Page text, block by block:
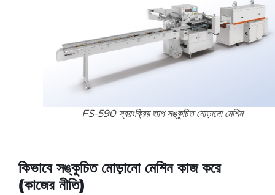
FS-590 স্বয়ংক্রিয় তাপ সঙ্কুচিত মোড়ানো মেশিন
কিভাবে সঙ্কুচিত মোড়ানো মেশিন কাজ করে
(কাজের নীতি)